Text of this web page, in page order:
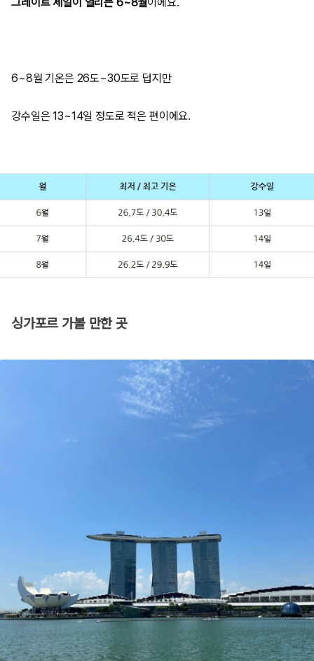
6~8월 기온은 26도~30도로 덥지만
강수일은 13~14일 정도로 적은 편이에요.
싱가포르 가볼 만한 곳